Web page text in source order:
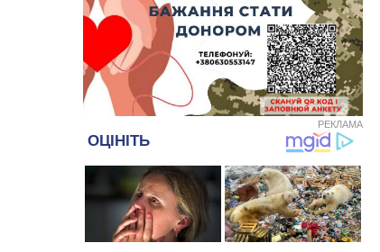
21:13
Вісім медалей, з яких чотири
золоті: черкаські спортсмени
тріумфували на чемпіонаті України
20:31 На Черкащині спека
протримається ще день
20:00
Педагогів Черкас запрошують на
Teacher Prize Ukraine 2023
19:24 У Черкасах водійка протаранила
Duster, коли здавала назад
18:50 На Черкащині з початку року
зросла кількість постраждалих від
укусів тварин
РЕКЛАМА